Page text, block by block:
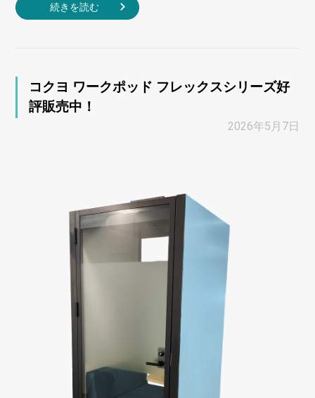
続きを読む
コクヨ ワークポッド フレックスシリーズ好
評販売中！
2026年5月7日